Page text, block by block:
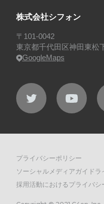
株式会社シフォン
〒101-0042
東京都千代田区神田東松
GoogleMaps
プライバシーポリシー
ソーシャルメディアガイドラ
採用活動におけるプライバシ